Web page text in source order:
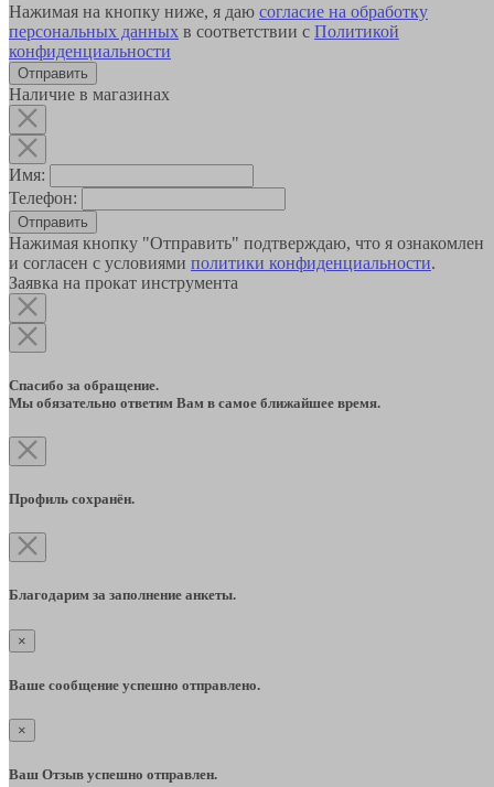
Нажимая на кнопку ниже, я даю согласие на обработку
персональных данных в соответствии с Политикой
конфиденциальности
Наличие в магазинах
Имя:
Телефон:
Отправить
Нажимая кнопку "Отправить" подтверждаю, что я ознакомлен
и согласен с условиями политики конфиденциальности.
Заявка на прокат инструмента
Спасибо за обращение.
Мы обязательно ответим Вам в самое ближайшее время.
Профиль сохранён.
Благодарим за заполнение анкеты.
×
Ваше сообщение успешно отправлено.
×
Ваш Отзыв успешно отправлен.